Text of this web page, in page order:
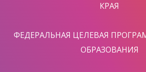
КРАЯ
ФЕДЕРАЛЬНАЯ ЦЕЛЕВАЯ
ОБРАЗОВАНИЯ